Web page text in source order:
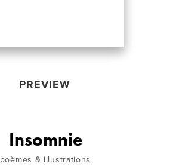
PREVIEW
Insomnie
poèmes & illustrations